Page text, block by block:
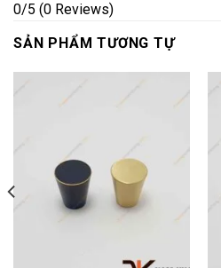
0/5 (0 Reviews)
SẢN PHẨM TƯƠNG TỰ